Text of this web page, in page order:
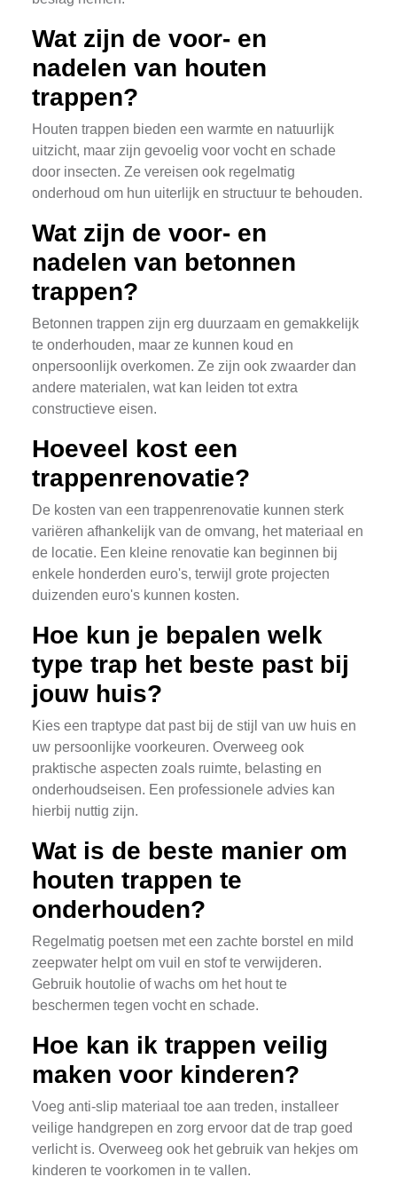
Wat zijn de voor- en
nadelen van houten
trappen?
Houten trappen bieden een warmte en natuurlijk
uitzicht, maar zijn gevoelig voor vocht en schade
door insecten. Ze vereisen ook regelmatig
onderhoud om hun uiterlijk en structuur te behouden.
Wat zijn de voor- en
nadelen van betonnen
trappen?
Betonnen trappen zijn erg duurzaam en gemakkelijk
te onderhouden, maar ze kunnen koud en
onpersoonlijk overkomen. Ze zijn ook zwaarder dan
andere materialen, wat kan leiden tot extra
constructieve eisen.
Hoeveel kost een
trappenrenovatie?
De kosten van een trappenrenovatie kunnen sterk
variëren afhankelijk van de omvang, het materiaal en
de locatie. Een kleine renovatie kan beginnen bij
enkele honderden euro's, terwijl grote projecten
duizenden euro's kunnen kosten.
Hoe kun je bepalen welk
type trap het beste past bij
jouw huis?
Kies een traptype dat past bij de stijl van uw huis en
uw persoonlijke voorkeuren. Overweeg ook
praktische aspecten zoals ruimte, belasting en
onderhoudseisen. Een professionele advies kan
hierbij nuttig zijn.
Wat is de beste manier om
houten trappen te
onderhouden?
Regelmatig poetsen met een zachte borstel en mild
zeepwater helpt om vuil en stof te verwijderen.
Gebruik houtolie of wachs om het hout te
beschermen tegen vocht en schade.
Hoe kan ik trappen veilig
maken voor kinderen?
Voeg anti-slip materiaal toe aan treden, installeer
veilige handgrepen en zorg ervoor dat de trap goed
verlicht is. Overweeg ook het gebruik van hekjes om
kinderen te voorkomen in te vallen.